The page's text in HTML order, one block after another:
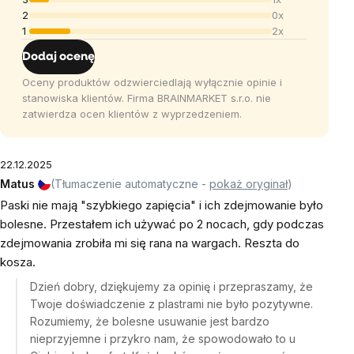
2
0x
1
2x
Dodaj ocenę
Oceny produktów odzwierciedlają wyłącznie opinie i
stanowiska klientów. Firma BRAINMARKET s.r.o. nie
zatwierdza ocen klientów z wyprzedzeniem.
22.12.2025
Matus (Tłumaczenie automatyczne - pokaż oryginał)
Paski nie mają "szybkiego zapięcia" i ich zdejmowanie było
bolesne. Przestałem ich używać po 2 nocach, gdy podczas
zdejmowania zrobiła mi się rana na wargach. Reszta do
kosza.
Dzień dobry, dziękujemy za opinię i przepraszamy, że
Twoje doświadczenie z plastrami nie było pozytywne.
Rozumiemy, że bolesne usuwanie jest bardzo
nieprzyjemne i przykro nam, że spowodowało to u